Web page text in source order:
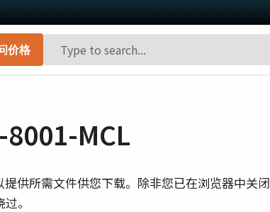
价格
机。
器技术。
够提供高分辨
。
扫描相机，具备适用
功能。
8001-MCL
供所需文件供您下载。除非您已在浏览器中关闭
。